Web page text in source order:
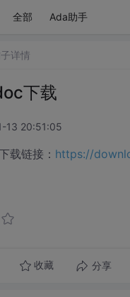
全部 Ada助手
详情
下载
13 20:51:05
载链接： https://
收藏 分享